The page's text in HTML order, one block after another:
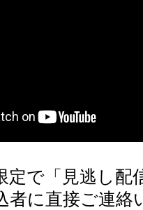
で「見逃し配
者に直接ご連絡